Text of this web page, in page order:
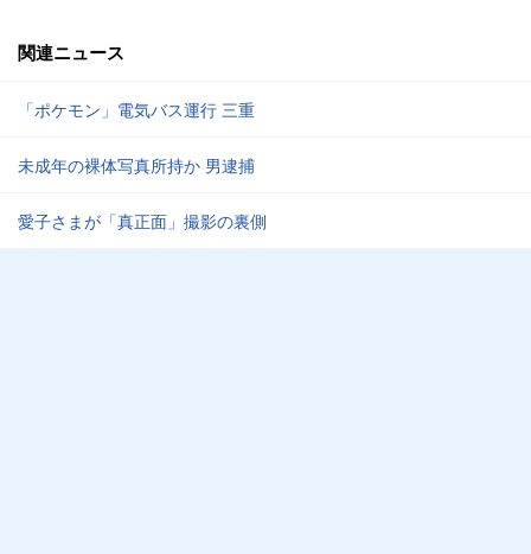
関連ニュース
「ポケモン」電気バス運行 三重
未成年の裸体写真所持か 男逮捕
愛子さまが「真正面」撮影の裏側